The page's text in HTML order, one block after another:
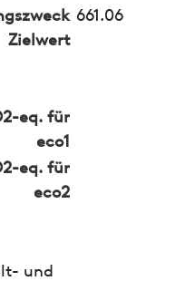
Zielwert
661.06
eq. für
eco1
eq. für
eco2
und